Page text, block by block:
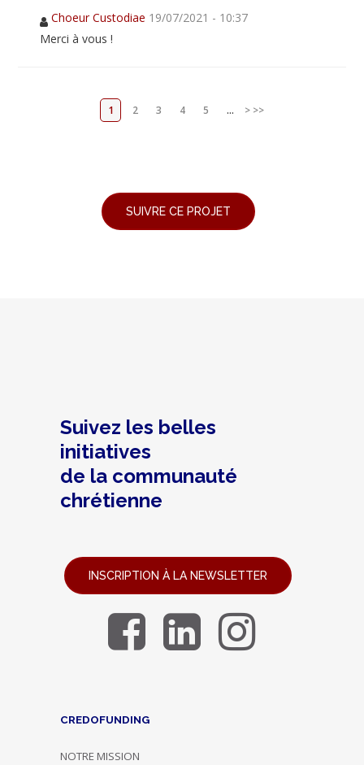
Choeur Custodiae 19/07/2021 - 10:37
Merci à vous !
1 2 3 4 5 ... > >>
Suivez les belles
initiatives
de la communauté
chrétienne
INSCRIPTION À LA NEWSLETTER
CREDOFUNDING
NOTRE MISSION